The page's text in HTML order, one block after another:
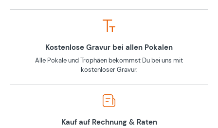
Kostenlose Gravur bei allen Pokalen
Alle Pokale und Trophäen bekommst Du bei uns mit
kostenloser Gravur.
Kauf auf Rechnung & Raten